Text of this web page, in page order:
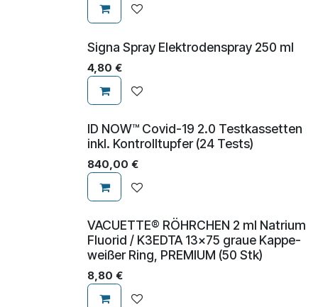
Signa Spray Elektrodenspray 250 ml
4,80 €
​​​​​ID NOW™ Covid-19 2.0 Testkassetten
inkl. Kontrolltupfer (24 Tests)
840,00 €
VACUETTE® RÖHRCHEN 2 ml Natrium
Fluorid / K3EDTA 13x75 graue Kappe-
weißer Ring, PREMIUM (50 Stk)
8,80 €